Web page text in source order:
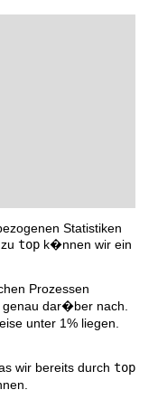
Statistiken
top k�nnen wir ein
Prozessen
dar�ber nach.
unter 1% liegen.
wir bereits durch top